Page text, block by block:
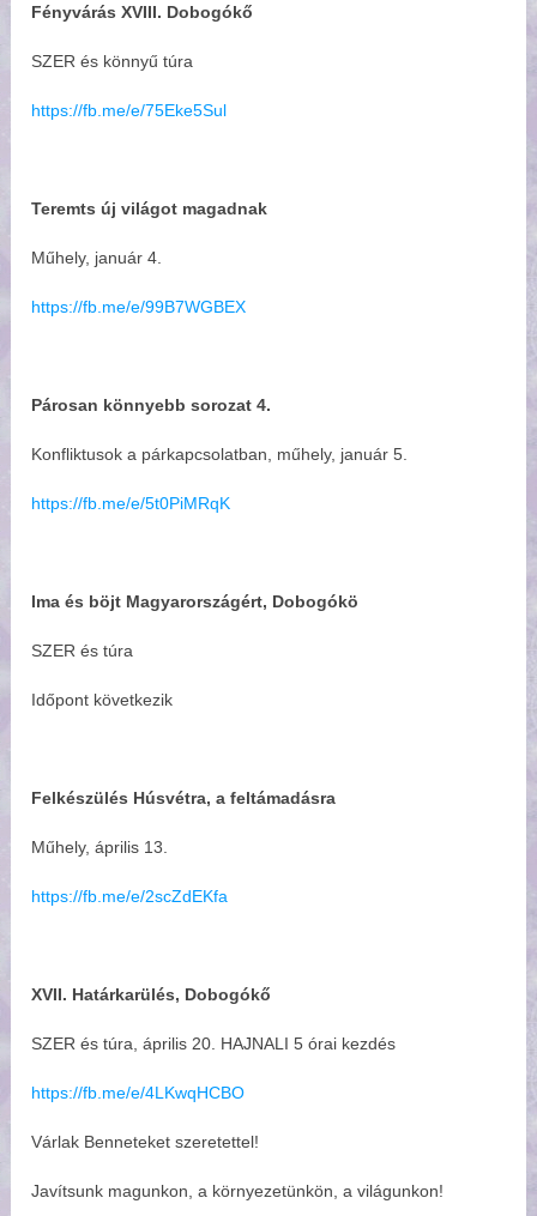
Fényvárás XVIII. Dobogókő
SZER és könnyű túra
https://fb.me/e/75Eke5Sul
Teremts új világot magadnak
Műhely, január 4.
https://fb.me/e/99B7WGBEX
Párosan könnyebb sorozat 4.
Konfliktusok a párkapcsolatban, műhely, január 5.
https://fb.me/e/5t0PiMRqK
Ima és böjt Magyarországért, Dobogókö
SZER és túra
Időpont következik
Felkészülés Húsvétra, a feltámadásra
Műhely, április 13.
https://fb.me/e/2scZdEKfa
XVII. Határkarülés, Dobogókő
SZER és túra, április 20. HAJNALI 5 órai kezdés
https://fb.me/e/4LKwqHCBO
Várlak Benneteket szeretettel!
Javítsunk magunkon, a környezetünkön, a világunkon!